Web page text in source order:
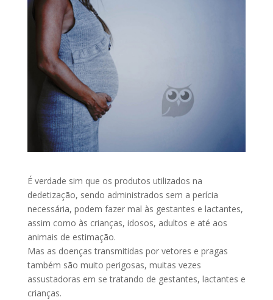
É verdade sim que os produtos utilizados na
dedetização, sendo administrados sem a perícia
necessária, podem fazer mal às gestantes e lactantes,
assim como às crianças, idosos, adultos e até aos
animais de estimação.
Mas as doenças transmitidas por vetores e pragas
também são muito perigosas, muitas vezes
assustadoras em se tratando de gestantes, lactantes e
crianças.